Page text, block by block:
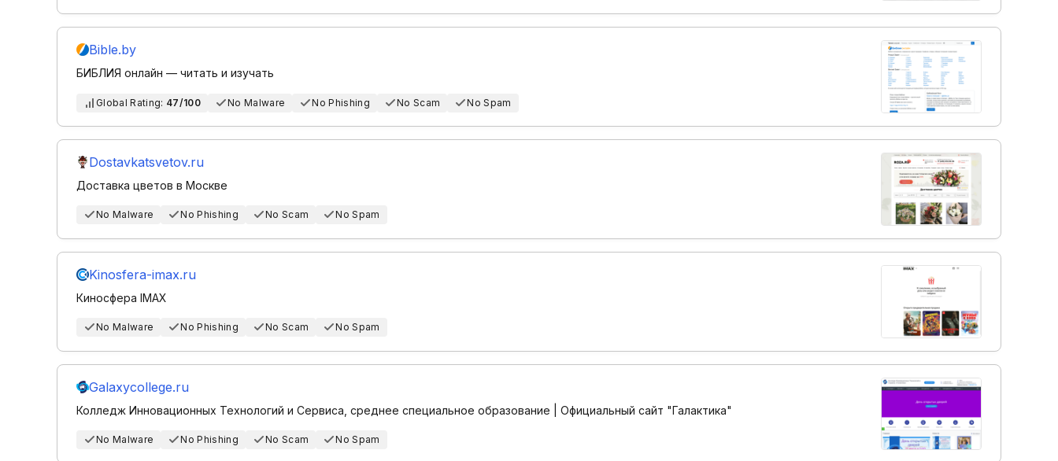
Bible.by
БИБЛИЯ онлайн — читать и изучать
Global Rating: 47/100 No Malware No Phishing No Scam No Spam
Dostavkatsvetov.ru
Доставка цветов в Москве
No Malware No Phishing No Scam No Spam
Kinosfera-imax.ru
Киносфера IMAX
No Malware No Phishing No Scam No Spam
Galaxycollege.ru
Колледж Инновационных Технологий и Сервиса, среднее специальное образование | Официальный сайт "Галактика"
No Malware No Phishing No Scam No Spam